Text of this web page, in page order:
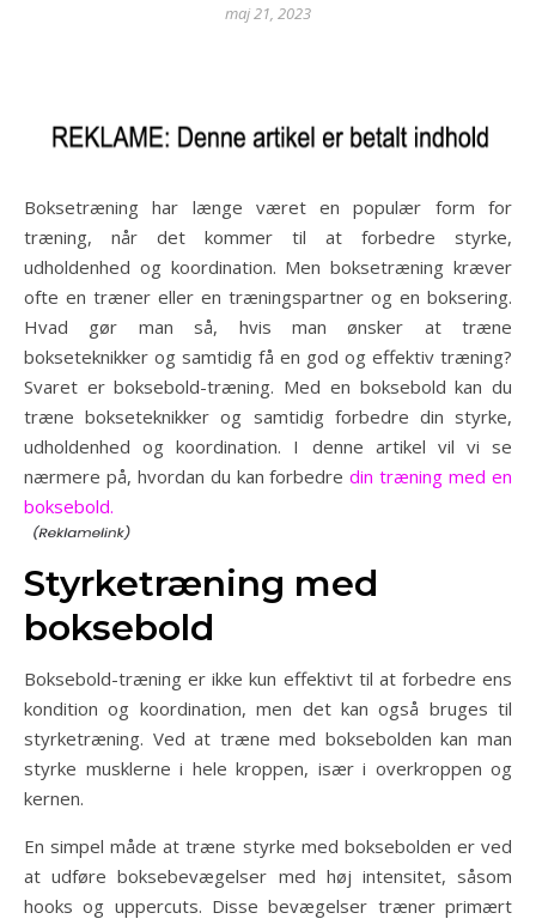
maj 21, 2023
Boksetræning har længe været en populær form for
træning, når det kommer til at forbedre styrke,
udholdenhed og koordination. Men boksetræning kræver
ofte en træner eller en træningspartner og en boksering.
Hvad gør man så, hvis man ønsker at træne
bokseteknikker og samtidig få en god og effektiv træning?
Svaret er boksebold-træning. Med en boksebold kan du
træne bokseteknikker og samtidig forbedre din styrke,
udholdenhed og koordination. I denne artikel vil vi se
nærmere på, hvordan du kan forbedredin træning med en
boksebold.
Styrketræning med
boksebold
Boksebold-træning er ikke kun effektivt til at forbedre ens
kondition og koordination, men det kan også bruges til
styrketræning. Ved at træne med boksebolden kan man
styrke musklerne i hele kroppen, især i overkroppen og
kernen.
En simpel måde at træne styrke med boksebolden er ved
at udføre boksebevægelser med høj intensitet, såsom
hooks og uppercuts. Disse bevægelser træner primært